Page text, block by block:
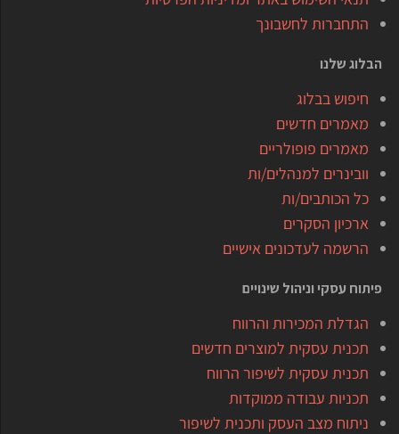
התחברות לחשבונך
הבלוג שלנו
חיפוש בבלוג
מאמרים חדשים
מאמרים פופולריים
וובינרים למנהלים/ות
כל הכותבים/ות
ארכיון הסקרים
הרשמה לעדכונים אישיים
פיתוח עסקי וניהול שינויים
הגדלת המכירות והרווח
תכנית עסקית למוצרים חדשים
תכנית עסקית לשיפור הרווח
תכניות עבודה ממוקדות
ניתוח מצב העסק ותכנית לשיפור